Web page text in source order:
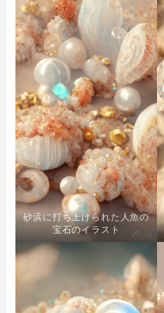
砂浜に打ち上げられた人魚の
宝石のイラスト